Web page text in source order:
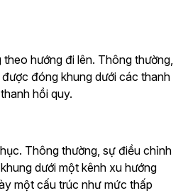
hướng đi lên. Thông thường,
đóng khung dưới các thanh
hồi quy.
Thông thường, sự điều chỉnh
dưới một kênh xu hướng
một cấu trúc như mức thấp